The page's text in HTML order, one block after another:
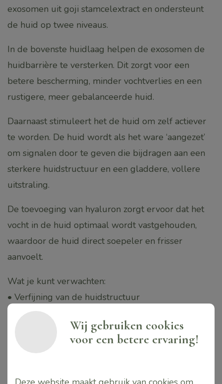
exosomen uit goji stamcelextract en ondersteunt
de huid op twee niveaus.
In de bovenste huidlaag helpen de exosomen de
huidbarrière te versterken. Dit zorgt voor een
betere bescherming, minder vochtverlies en een
rustigere, meer gebalanceerde huid.
Daarnaast stimuleert het de huid om zelf actiever
te worden. De huid wordt als het ware ‘aangezet’
om signalen door te geven die bijdragen aan een
sterkere huidstructuur en een gladdere, vollere
uitstraling.
De toevoeging van hyaluron zorgt ervoor dat het
vocht in de huid optimaal wordt vastgehouden,
waardoor de huid direct soepeler en frisser
aanvoelt.
Wat je kunt verwachten:
• Verfijning van de huidstructuur
• Ondersteuning van de huidbarrière
• Meer balans en rust in de huid
• Een frisse, gezonde uitstraling
Wij gebruiken cookies
voor een betere ervaring!